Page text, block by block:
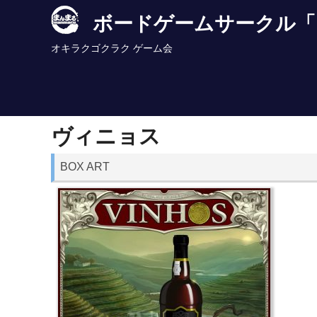
ボードゲームサークル「
オキラクゴクラク ゲーム会
ヴィニョス
BOX ART